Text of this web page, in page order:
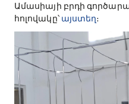
Ամասիայի բրդի
հոլովակը՝ այստեղ։